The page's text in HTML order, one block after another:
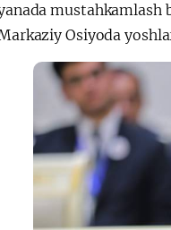
mustahkamlash
Osiyoda